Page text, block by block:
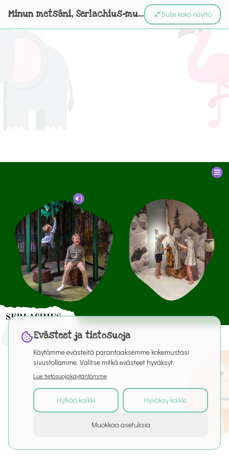
Minun metsäni, Serlachius-museot Sulje koko näyttö
Kaikki oikeudet pidätetään
ArtikkelitPuro EditorTietosuoja
Evästeet ja tietosuoja
Käytämme evästeitä parantaaksemme kokemustasi
sivustollamme. Valitse mitkä evästeet hyväksyt.
Lue tietosuojakäytäntömme
Hylkää kaikki Hyväksy kaikki
Muokkaa asetuksia